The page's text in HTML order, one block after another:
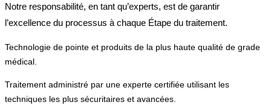
Notre responsabilité, en tant qu’experts, est de garantir
l’excellence du processus à chaque Étape du traitement.
Technologie de pointe et produits de la plus haute qualité de grade
médical.
Traitement administré par une experte certifiée utilisant les
techniques les plus sécuritaires et avancées.